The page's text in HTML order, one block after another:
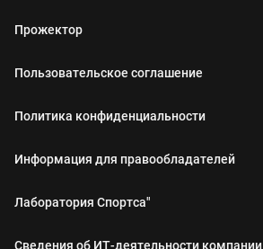
Прожектор
Пользовательское соглашение
Политика конфиденциальности
Информация для правообладателей
Лаборатория Спортса"
Сведения об ИТ‑деятельности компании